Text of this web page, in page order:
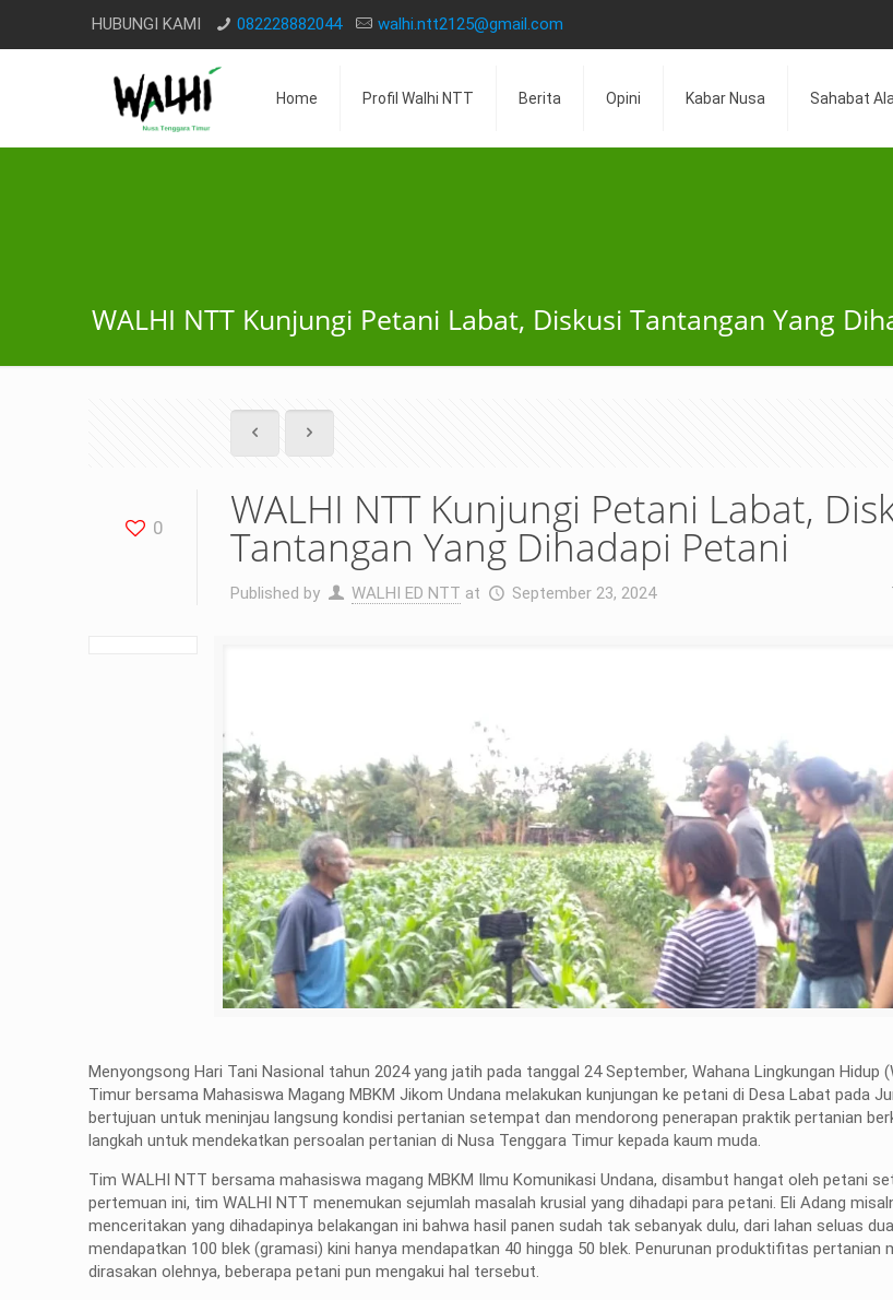
HUBUNGI KAMI 082228882044 walhi.ntt2125@gmail.com
Home Profil Walhi NTT Berita Opini Kabar Nusa Sahabat
WALHI NTT Kunjungi Petani Labat, Diskusi Tantangan Yang
0 WALHI NTT Kunjungi Petani Labat,
Tantangan Yang Dihadapi Petani
Published by WALHI ED NTT at September 23, 2024
Menyongsong Hari Tani Nasional tahun 2024 yang jatih pada tanggal 24 September, Wahana Lingkungan Hidup
Timur bersama Mahasiswa Magang MBKM Jikom Undana melakukan kunjungan ke petani di Desa Labat pada
bertujuan untuk meninjau langsung kondisi pertanian setempat dan mendorong penerapan praktik pertanian
langkah untuk mendekatkan persoalan pertanian di Nusa Tenggara Timur kepada kaum muda.
Tim WALHI NTT bersama mahasiswa magang MBKM Ilmu Komunikasi Undana, disambut hangat oleh petani
pertemuan ini, tim WALHI NTT menemukan sejumlah masalah krusial yang dihadapi para petani. Eli Adang
menceritakan yang dihadapinya belakangan ini bahwa hasil panen sudah tak sebanyak dulu, dari lahan seluas
mendapatkan 100 blek (gramasi) kini hanya mendapatkan 40 hingga 50 blek. Penurunan produktifitas pertanian
dirasakan olehnya, beberapa petani pun mengakui hal tersebut.